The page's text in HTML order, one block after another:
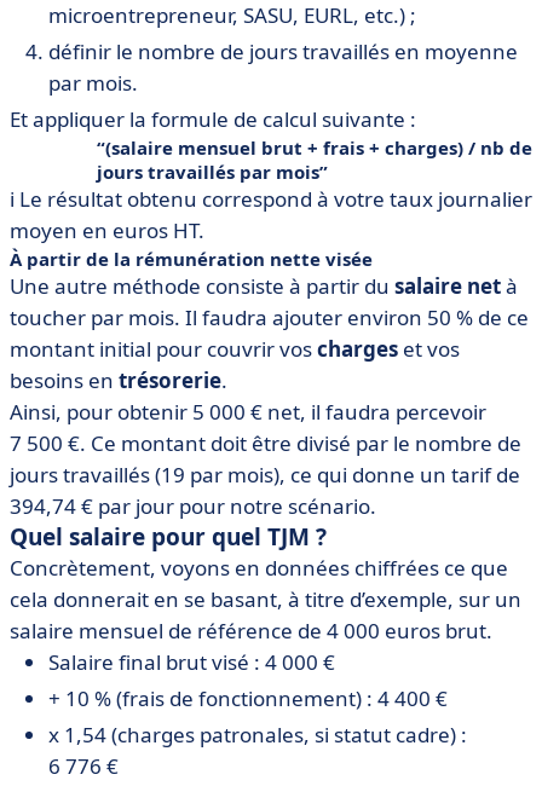
microentrepreneur, SASU, EURL, etc.) ;
définir le nombre de jours travaillés en moyenne
par mois.
Et appliquer la formule de calcul suivante :
(salaire mensuel brut + frais + charges) / nb de
jours travaillés par mois
ℹ️ Le résultat obtenu correspond à votre taux journalier
moyen en euros HT.
À partir de la rémunération nette visée
Une autre méthode consiste à partir du salaire netà
toucher par mois. Il faudra ajouter environ 50 % de ce
montant initial pour couvrir voscharges et vos
besoins en trésorerie.
Ainsi, pour obtenir 5 000 € net, il faudra percevoir
7 500 €. Ce montant doit être divisé par le nombre de
jours travaillés (19 par mois), ce qui donne un tarif de
394,74 € par jour pour notre scénario.
Quel salaire pour quel TJM ?
Concrètement, voyons en données chiffrées ce que
cela donnerait en se basant, à titre d’exemple, sur un
salaire mensuel de référence de 4 000 euros brut.
Salaire final brut visé : 4 000 €
+ 10 % (frais de fonctionnement) : 4 400 €
x 1,54 (charges patronales, si statut cadre) :
6 776 €